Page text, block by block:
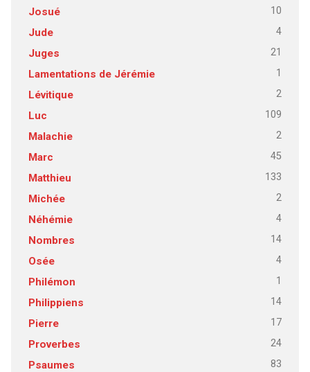
Josué 10
Jude 4
Juges 21
Lamentations de Jérémie 1
Lévitique 2
Luc 109
Malachie 2
Marc 45
Matthieu 133
Michée 2
Néhémie 4
Nombres 14
Osée 4
Philémon 1
Philippiens 14
Pierre 17
Proverbes 24
Psaumes 83